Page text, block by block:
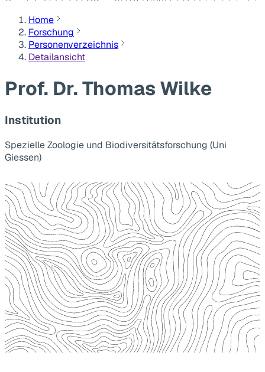
Home
Forschung
Personenverzeichnis
Detailansicht
Prof. Dr. Thomas Wilke
Institution
Spezielle Zoologie und Biodiversitätsforschung (Uni
Giessen)